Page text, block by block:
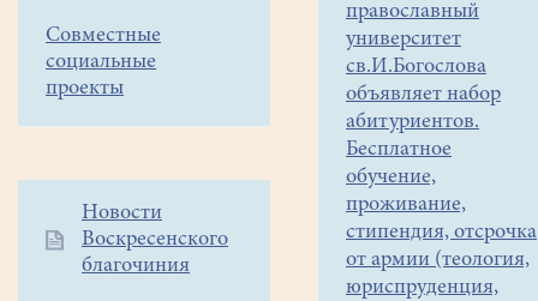
Совместные
социальные
проекты
Дополнительное
меню
Новости
Воскресенского
благочиния
православный
университет
св.И.Богослова
объявляет набор
абитуриентов.
Бесплатное
обучение,
проживание,
стипендия, отсрочка
от армии (теология,
юриспруденция,